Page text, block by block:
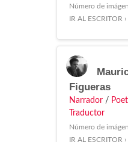
Número de
IR AL ESCRITOR ›
Figueras
Narrador /
Traductor
Número de
IR AL ESCRITOR ›